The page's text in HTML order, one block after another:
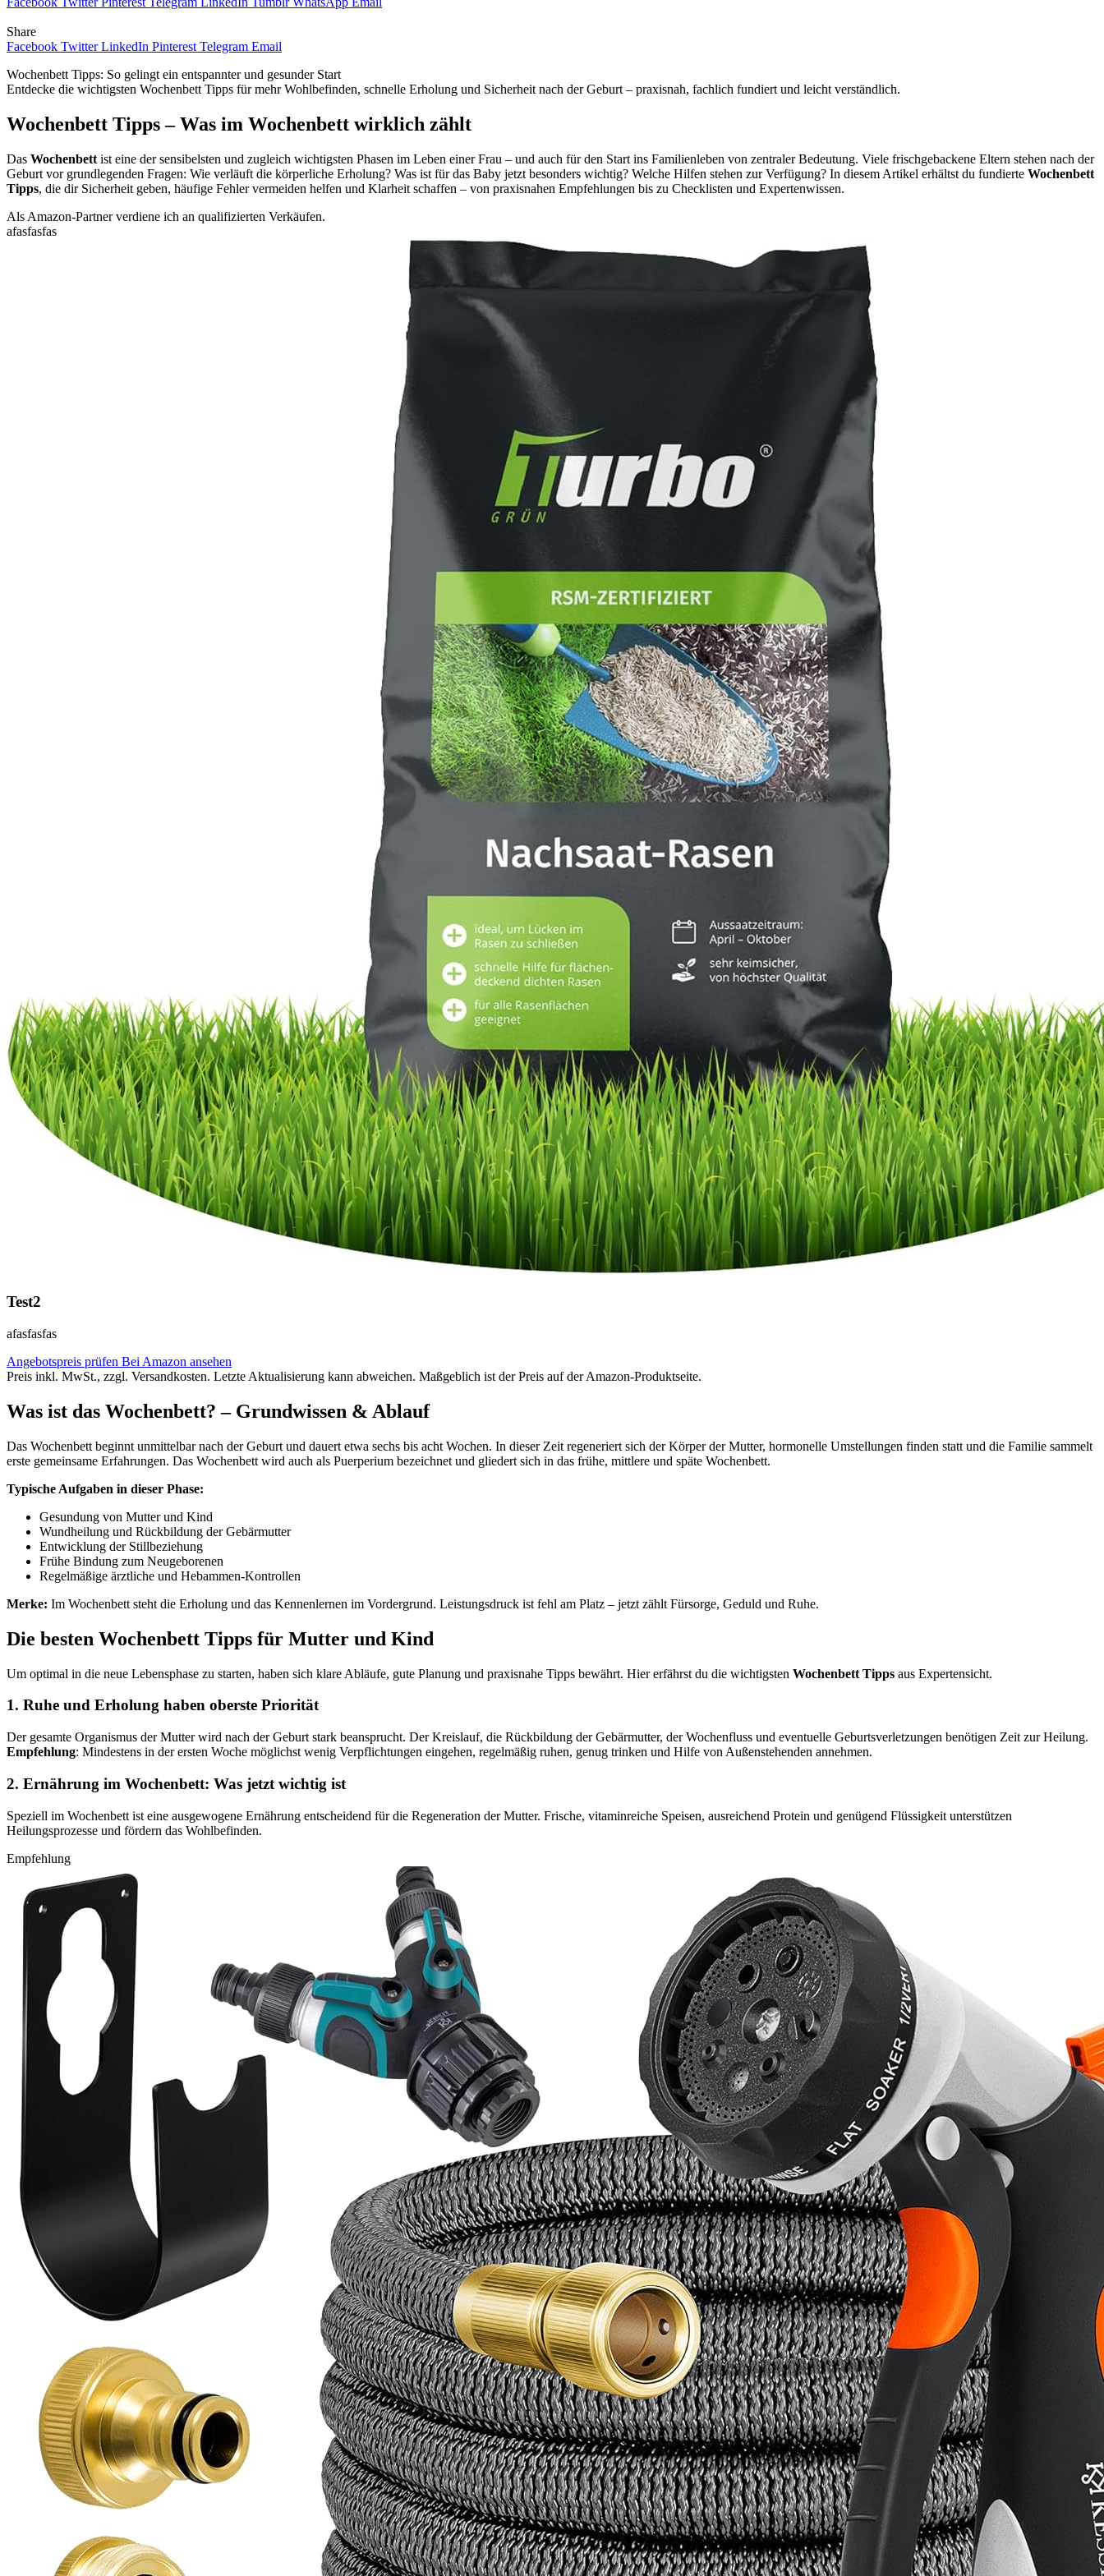
Share
Facebook Twitter LinkedIn Pinterest Telegram Email
Wochenbett Tipps: So gelingt ein entspannter und gesunder Start
Entdecke die wichtigsten Wochenbett Tipps für mehr Wohlbefinden, schnelle Erholung und Sicherheit nach der Geburt – praxisnah, fachlich fundiert und leicht verständlich.
Wochenbett Tipps – Was im Wochenbett wirklich zählt
Das Wochenbett ist eine der sensibelsten und zugleich wichtigsten Phasen im Leben einer Frau – und auch für den Start ins Familienleben von zentraler Bedeutung. Viele frischgebackene Eltern stehen nach der
Geburt vor grundlegenden Fragen: Wie verläuft die körperliche Erholung? Was ist für das Baby jetzt besonders wichtig? Welche Hilfen stehen zur Verfügung? In diesem Artikel erhältst du fundierte Wochenbett
Tipps, die dir Sicherheit geben, häufige Fehler vermeiden helfen und Klarheit schaffen – von praxisnahen Empfehlungen bis zu Checklisten und Expertenwissen.
Als Amazon-Partner verdiene ich an qualifizierten Verkäufen.
afasfasfas
Test2
afasfasfas
Angebotspreis prüfen Bei Amazon ansehen
Preis inkl. MwSt., zzgl. Versandkosten. Letzte Aktualisierung kann abweichen. Maßgeblich ist der Preis auf der Amazon-Produktseite.
Was ist das Wochenbett? – Grundwissen & Ablauf
Das Wochenbett beginnt unmittelbar nach der Geburt und dauert etwa sechs bis acht Wochen. In dieser Zeit regeneriert sich der Körper der Mutter, hormonelle Umstellungen finden statt und die Familie sammelt
erste gemeinsame Erfahrungen. Das Wochenbett wird auch als Puerperium bezeichnet und gliedert sich in das frühe, mittlere und späte Wochenbett.
Typische Aufgaben in dieser Phase:
Gesundung von Mutter und Kind
Wundheilung und Rückbildung der Gebärmutter
Entwicklung der Stillbeziehung
Frühe Bindung zum Neugeborenen
Regelmäßige ärztliche und Hebammen-Kontrollen
Merke: Im Wochenbett steht die Erholung und das Kennenlernen im Vordergrund. Leistungsdruck ist fehl am Platz – jetzt zählt Fürsorge, Geduld und Ruhe.
Die besten Wochenbett Tipps für Mutter und Kind
Um optimal in die neue Lebensphase zu starten, haben sich klare Abläufe, gute Planung und praxisnahe Tipps bewährt. Hier erfährst du die wichtigsten Wochenbett Tipps aus Expertensicht.
1. Ruhe und Erholung haben oberste Priorität
Der gesamte Organismus der Mutter wird nach der Geburt stark beansprucht. Der Kreislauf, die Rückbildung der Gebärmutter, der Wochenfluss und eventuelle Geburtsverletzungen benötigen Zeit zur Heilung.
Empfehlung: Mindestens in der ersten Woche möglichst wenig Verpflichtungen eingehen, regelmäßig ruhen, genug trinken und Hilfe von Außenstehenden annehmen.
2. Ernährung im Wochenbett: Was jetzt wichtig ist
Speziell im Wochenbett ist eine ausgewogene Ernährung entscheidend für die Regeneration der Mutter. Frische, vitaminreiche Speisen, ausreichend Protein und genügend Flüssigkeit unterstützen
Heilungsprozesse und fördern das Wohlbefinden.
Empfehlung